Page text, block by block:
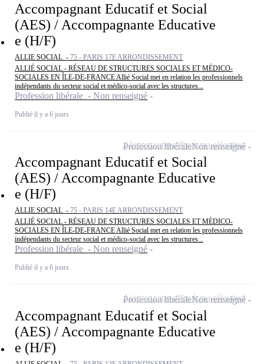
Accompagnant Educatif et Social
(AES) / Accompagnante Educative
e (H/F)
ALLIE SOCIAL - 75 - PARIS 17E ARRONDISSEMENT
ALLIÉ SOCIAL - RÉSEAU DE STRUCTURES SOCIALES ET MÉDICO-
SOCIALES EN ÎLE-DE-FRANCE Allié Social met en relation les professionnels
indépendants du secteur social et médico-social avec les structures...
Profession libérale - Non renseigné
Publié il y a 6 jours
Accompagnant Educatif et Social
(AES) / Accompagnante Educative
e (H/F)
ALLIE SOCIAL - 75 - PARIS 14E ARRONDISSEMENT
ALLIÉ SOCIAL - RÉSEAU DE STRUCTURES SOCIALES ET MÉDICO-
SOCIALES EN ÎLE-DE-FRANCE Allié Social met en relation les professionnels
indépendants du secteur social et médico-social avec les structures...
Profession libérale - Non renseigné
Publié il y a 6 jours
Profession libéraleNon renseigné
Ajouter cette offre à ma sélection
Accompagnant Educatif et Social
(AES) / Accompagnante Educative
e (H/F)
Profession libéraleNon renseigné
Ajouter cette offre à ma sélection